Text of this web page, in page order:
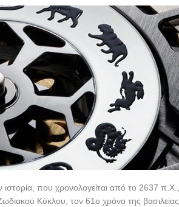
ιστορία, που χρονολογείται από το 2637 π.Χ.,
Κύκλου, τον 61ο χρόνο της βασιλείας